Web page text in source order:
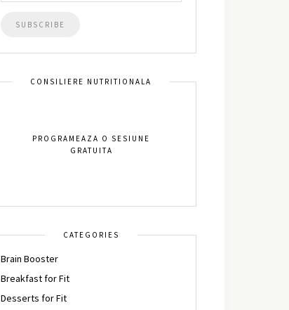
CONSILIERE NUTRITIONALA
PROGRAMEAZA O SESIUNE
GRATUITA
CATEGORIES
Brain Booster
Breakfast for Fit
Desserts for Fit